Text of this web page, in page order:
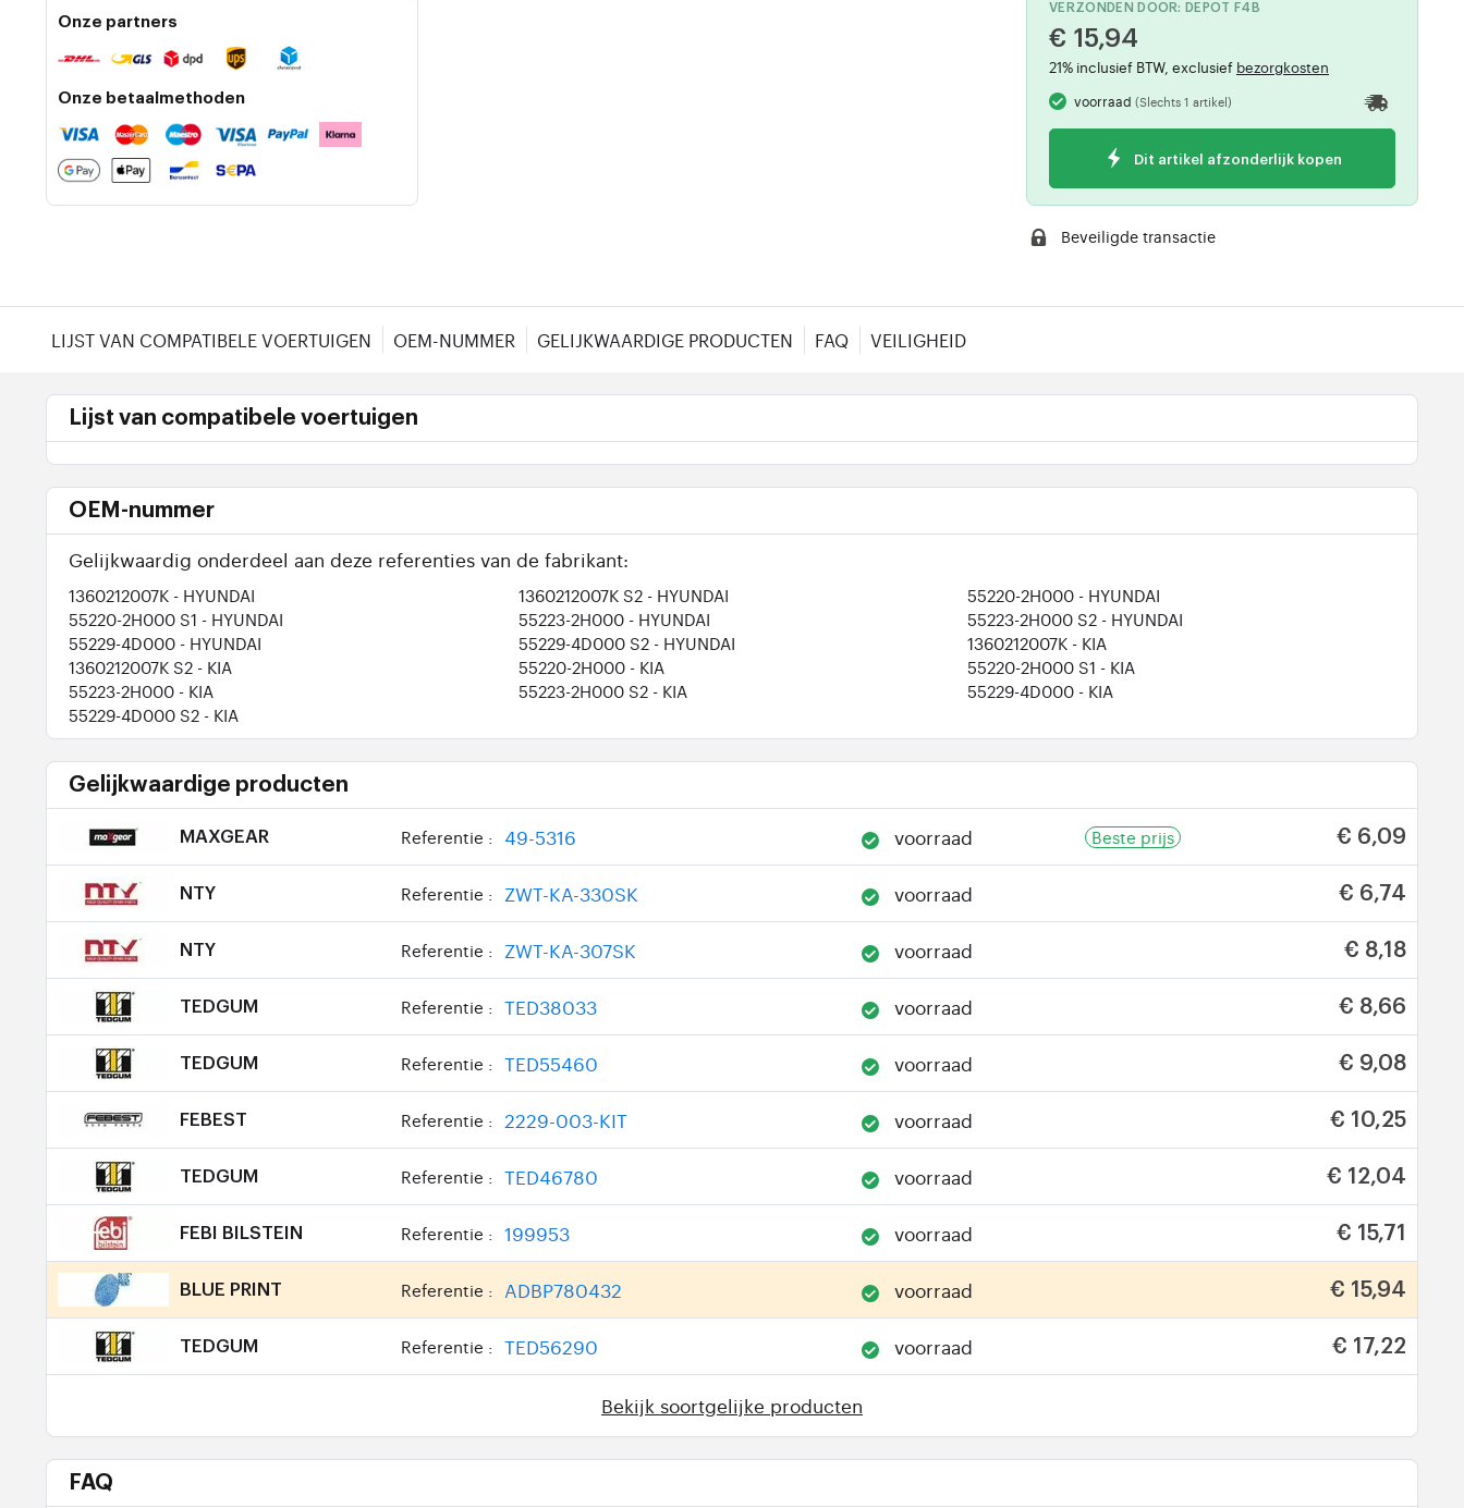
Onze partners
Onze betaalmethoden
VERZONDEN DOOR: DEPOT F4B
€ 15,94
21% inclusief BTW, exclusief bezorgkosten
voorraad(Slechts 1 artikel)
Dit artikel afzonderlijk kopen
Beveiligde transactie
LIJST VAN COMPATIBELE VOERTUIGEN OEM-NUMMER GELIJKWAARDIGE PRODUCTEN FAQ VEILIGHEID
Lijst van compatibele voertuigen
OEM-nummer
Gelijkwaardig onderdeel aan deze referenties van de fabrikant:
1360212007K - HYUNDAI 1360212007K S2 - HYUNDAI 55220-2H000 - HYUNDAI
55220-2H000 S1 - HYUNDAI 55223-2H000 - HYUNDAI 55223-2H000 S2 - HYUNDAI
55229-4D000 - HYUNDAI 55229-4D000 S2 - HYUNDAI 1360212007K - KIA
1360212007K S2 - KIA 55220-2H000 - KIA 55220-2H000 S1 - KIA
55223-2H000 - KIA 55223-2H000 S2 - KIA 55229-4D000 - KIA
55229-4D000 S2 - KIA
Gelijkwaardige producten
MAXGEAR Referentie : 49-5316 voorraad Beste prijs € 6,09
NTY Referentie : ZWT-KA-330SK voorraad € 6,74
NTY Referentie : ZWT-KA-307SK voorraad € 8,18
TEDGUM Referentie : TED38033 voorraad € 8,66
TEDGUM Referentie : TED55460 voorraad € 9,08
FEBEST Referentie : 2229-003-KIT voorraad € 10,25
TEDGUM Referentie : TED46780 voorraad € 12,04
FEBI BILSTEIN Referentie : 199953 voorraad € 15,71
BLUE PRINT Referentie : ADBP780432 voorraad € 15,94
TEDGUM Referentie : TED56290 voorraad € 17,22
Bekijk soortgelijke producten
FAQ